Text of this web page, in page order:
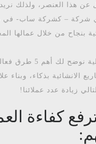
عن هذا العنصر، ولذلك
شركة – كشركة ساب- في
بنجاح من خلال عمالها
وفي النقاط التالية
الانشائية بذكاء، وبناء
زيادة عدد عملائنا!
كفاءة